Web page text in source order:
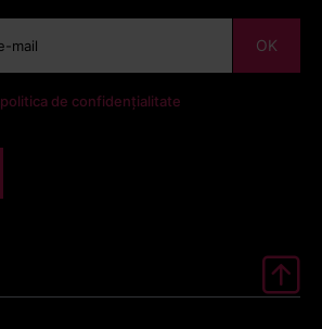
OK
politica de confidențialitate